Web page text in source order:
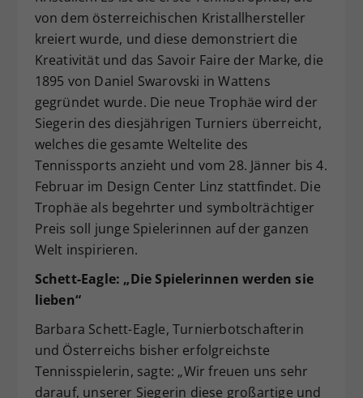
von dem österreichischen Kristallhersteller
kreiert wurde, und diese demonstriert die
Kreativität und das Savoir Faire der Marke, die
1895 von Daniel Swarovski in Wattens
gegründet wurde. Die neue Trophäe wird der
Siegerin des diesjährigen Turniers überreicht,
welches die gesamte Weltelite des
Tennissports anzieht und vom 28. Jänner bis 4.
Februar im Design Center Linz stattfindet. Die
Trophäe als begehrter und symbolträchtiger
Preis soll junge Spielerinnen auf der ganzen
Welt inspirieren.
Schett-Eagle: „Die Spielerinnen werden sie
lieben“
Barbara Schett-Eagle, Turnierbotschafterin
und Österreichs bisher erfolgreichste
Tennisspielerin, sagte: „Wir freuen uns sehr
darauf, unserer Siegerin diese großartige und